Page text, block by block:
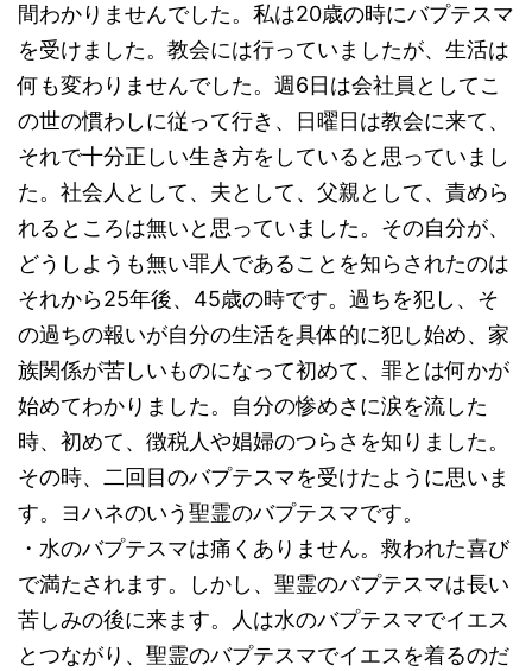
間わかりませんでした。私は20歳の時にバプテスマ
を受けました。教会には行っていましたが、生活は
何も変わりませんでした。週6日は会社員としてこ
の世の慣わしに従って行き、日曜日は教会に来て、
それで十分正しい生き方をしていると思っていまし
た。社会人として、夫として、父親として、責めら
れるところは無いと思っていました。その自分が、
どうしようも無い罪人であることを知らされたのは
それから25年後、45歳の時です。過ちを犯し、そ
の過ちの報いが自分の生活を具体的に犯し始め、家
族関係が苦しいものになって初めて、罪とは何かが
始めてわかりました。自分の惨めさに涙を流した
時、初めて、徴税人や娼婦のつらさを知りました。
その時、二回目のバプテスマを受けたように思いま
す。ヨハネのいう聖霊のバプテスマです。
・水のバプテスマは痛くありません。救われた喜び
で満たされます。しかし、聖霊のバプテスマは長い
苦しみの後に来ます。人は水のバプテスマでイエス
とつながり、聖霊のバプテスマでイエスを着るのだ